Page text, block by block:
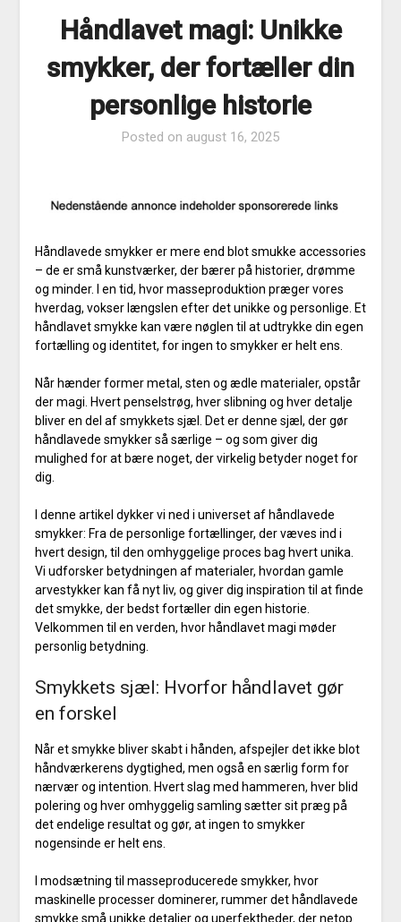
Håndlavet magi: Unikke
smykker, der fortæller din
personlige historie
Posted on august 16, 2025
Håndlavede smykker er mere end blot smukke accessories
– de er små kunstværker, der bærer på historier, drømme
og minder. I en tid, hvor masseproduktion præger vores
hverdag, vokser længslen efter det unikke og personlige. Et
håndlavet smykke kan være nøglen til at udtrykke din egen
fortælling og identitet, for ingen to smykker er helt ens.
Når hænder former metal, sten og ædle materialer, opstår
der magi. Hvert penselstrøg, hver slibning og hver detalje
bliver en del af smykkets sjæl. Det er denne sjæl, der gør
håndlavede smykker så særlige – og som giver dig
mulighed for at bære noget, der virkelig betyder noget for
dig.
I denne artikel dykker vi ned i universet af håndlavede
smykker: Fra de personlige fortællinger, der væves ind i
hvert design, til den omhyggelige proces bag hvert unika.
Vi udforsker betydningen af materialer, hvordan gamle
arvestykker kan få nyt liv, og giver dig inspiration til at finde
det smykke, der bedst fortæller din egen historie.
Velkommen til en verden, hvor håndlavet magi møder
personlig betydning.
Smykkets sjæl: Hvorfor håndlavet gør
en forskel
Når et smykke bliver skabt i hånden, afspejler det ikke blot
håndværkerens dygtighed, men også en særlig form for
nærvær og intention. Hvert slag med hammeren, hver blid
polering og hver omhyggelig samling sætter sit præg på
det endelige resultat og gør, at ingen to smykker
nogensinde er helt ens.
I modsætning til masseproducerede smykker, hvor
maskinelle processer dominerer, rummer det håndlavede
smykke små unikke detaljer og uperfektheder, der netop